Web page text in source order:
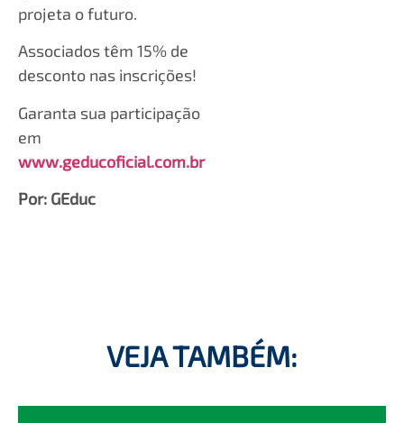
projeta o futuro.
Associados têm 15% de
desconto nas inscrições!
Garanta sua participação
em
www.geducoficial.com.br
Por: GEduc
VEJA TAMBÉM: